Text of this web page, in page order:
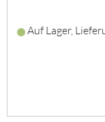
Auf Lager,